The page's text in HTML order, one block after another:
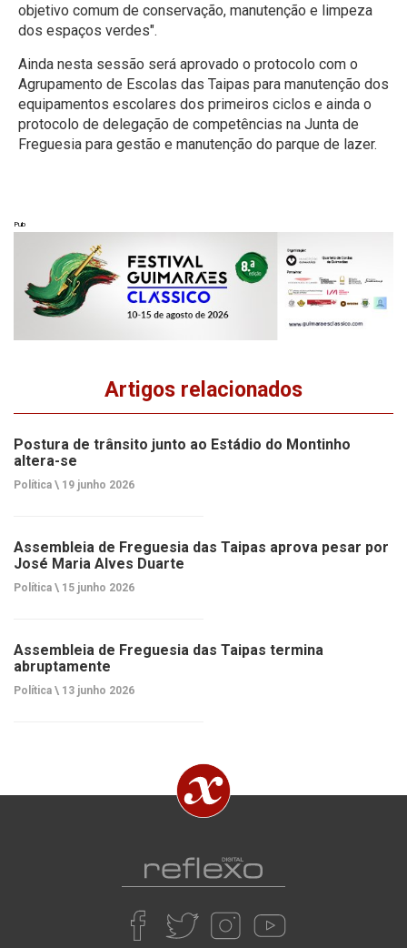
objetivo comum de conservação, manutenção e limpeza
dos espaços verdes".
Ainda nesta sessão será aprovado o protocolo com o
Agrupamento de Escolas das Taipas para manutenção dos
equipamentos escolares dos primeiros ciclos e ainda o
protocolo de delegação de competências na Junta de
Freguesia para gestão e manutenção do parque de lazer.
Pub
Artigos relacionados
Postura de trânsito junto ao Estádio do Montinho
altera-se
Política \ 19 junho 2026
Assembleia de Freguesia das Taipas aprova pesar por
José Maria Alves Duarte
Política \ 15 junho 2026
Assembleia de Freguesia das Taipas termina
abruptamente
Política \ 13 junho 2026